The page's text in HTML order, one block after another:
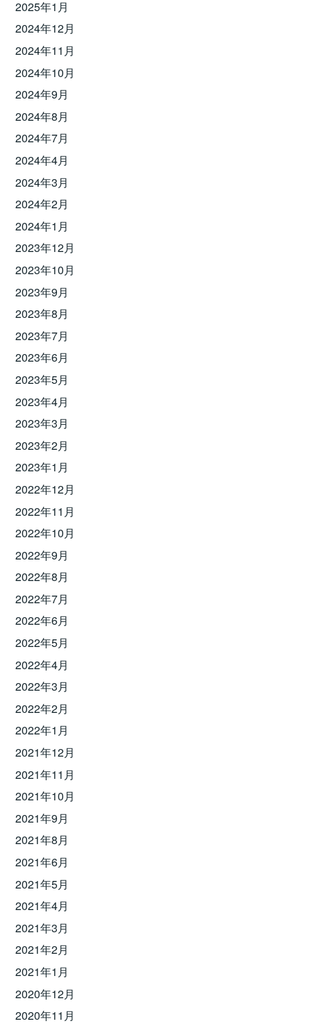
2025年1月
2024年12月
2024年11月
2024年10月
2024年9月
2024年8月
2024年7月
2024年4月
2024年3月
2024年2月
2024年1月
2023年12月
2023年10月
2023年9月
2023年8月
2023年7月
2023年6月
2023年5月
2023年4月
2023年3月
2023年2月
2023年1月
2022年12月
2022年11月
2022年10月
2022年9月
2022年8月
2022年7月
2022年6月
2022年5月
2022年4月
2022年3月
2022年2月
2022年1月
2021年12月
2021年11月
2021年10月
2021年9月
2021年8月
2021年6月
2021年5月
2021年4月
2021年3月
2021年2月
2021年1月
2020年12月
2020年11月